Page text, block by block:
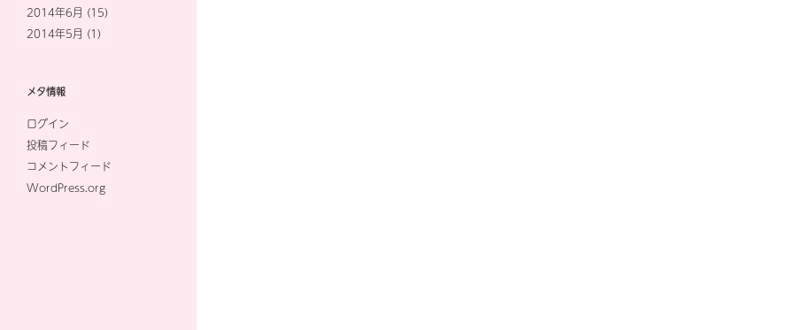
2014年6月 (15)
2014年5月 (1)
メタ情報
ログイン
投稿フィード
コメントフィード
WordPress.org